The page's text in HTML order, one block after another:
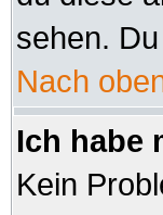
sehen.
Nach
Ich habe
Kein